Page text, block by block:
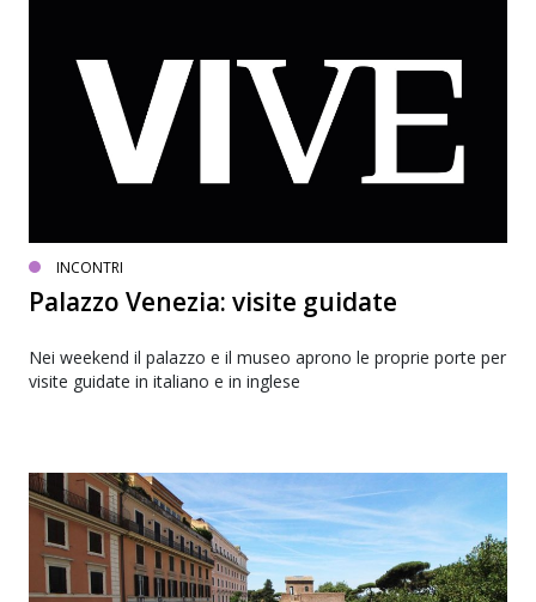
INCONTRI
Palazzo Venezia: visite guidate
Nei weekend il palazzo e il museo aprono le proprie porte per
visite guidate in italiano e in inglese